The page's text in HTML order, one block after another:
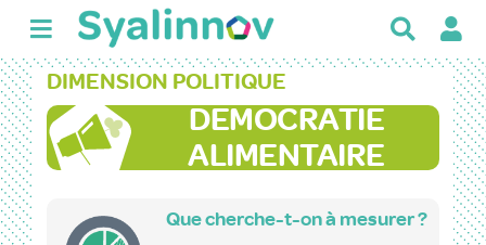
c
c
e
DIMENSION POLITIQUE
DEMOCRATIE
ALIMENTAIRE
Que cherche-t-on à mesurer ?